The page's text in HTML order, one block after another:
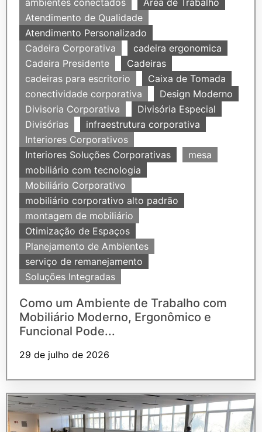
ambientes conectados
Área de Trabalho
Atendimento de Qualidade
Atendimento Personalizado
Cadeira Corporativa
cadeira ergonomica
Cadeira Presidente
Cadeiras
cadeiras para escritorio
Caixa de Tomada
conectividade corporativa
Design Moderno
Divisoria Corporativa
Divisória Especial
Divisórias
infraestrutura corporativa
Interiores Corporativos
Interiores Soluções Corporativas
mesa
mobiliário com tecnologia
Mobiliário Corporativo
mobiliário corporativo alto padrão
montagem de mobiliário
Otimização de Espaços
Planejamento de Ambientes
serviço de remanejamento
Soluções Integradas
Como um Ambiente de Trabalho com
Mobiliário Moderno, Ergonômico e
Funcional Pode...
29 de julho de 2026